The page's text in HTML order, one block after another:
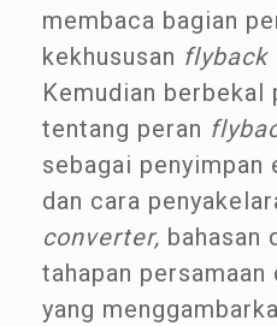
membaca bagian
kekhususan flyback
Kemudian berbekal
tentang peran
sebagai penyimpan
dan cara
converter, bahasan
tahapan persamaan
yang